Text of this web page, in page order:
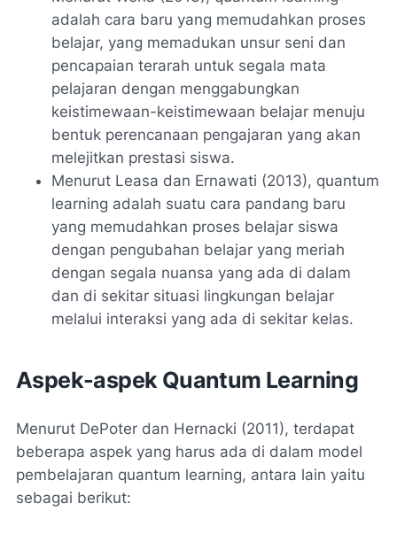
adalah cara baru yang memudahkan proses
belajar, yang memadukan unsur seni dan
pencapaian terarah untuk segala mata
pelajaran dengan menggabungkan
keistimewaan-keistimewaan belajar menuju
bentuk perencanaan pengajaran yang akan
melejitkan prestasi siswa.
Menurut Leasa dan Ernawati (2013), quantum
learning adalah suatu cara pandang baru
yang memudahkan proses belajar siswa
dengan pengubahan belajar yang meriah
dengan segala nuansa yang ada di dalam
dan di sekitar situasi lingkungan belajar
melalui interaksi yang ada di sekitar kelas.
Aspek-aspek Quantum Learning
Menurut DePoter dan Hernacki (2011), terdapat
beberapa aspek yang harus ada di dalam model
pembelajaran quantum learning, antara lain yaitu
sebagai berikut: